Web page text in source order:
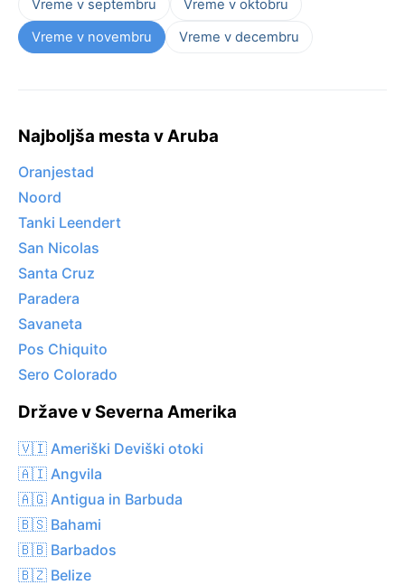
Vreme v septembru
Vreme v oktobru
Vreme v novembru
Vreme v decembru
Najboljša mesta v Aruba
Oranjestad
Noord
Tanki Leendert
San Nicolas
Santa Cruz
Paradera
Savaneta
Pos Chiquito
Sero Colorado
Države v Severna Amerika
🇻🇮 Ameriški Deviški otoki
🇦🇮 Angvila
🇦🇬 Antigua in Barbuda
🇧🇸 Bahami
🇧🇧 Barbados
🇧🇿 Belize